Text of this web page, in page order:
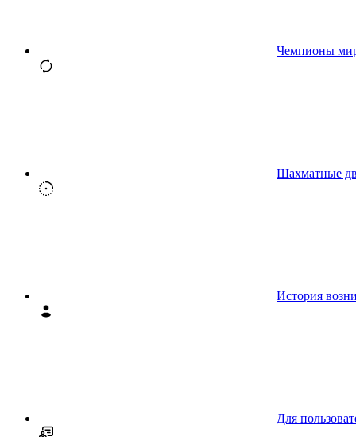
Чемпионы
Шахматные
История
Для